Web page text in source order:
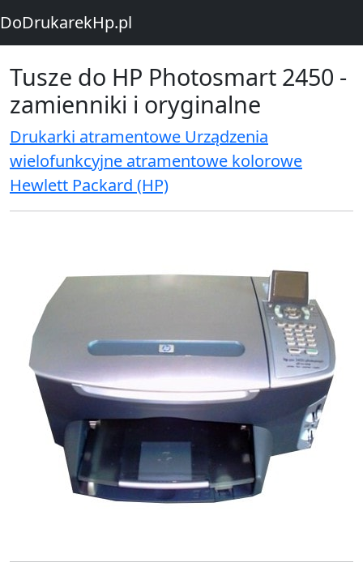
DoDrukarekHp.pl
Tusze do HP Photosmart 2450 -
zamienniki i oryginalne
Drukarki atramentowe Urządzenia
wielofunkcyjne atramentowe kolorowe
Hewlett Packard (HP)